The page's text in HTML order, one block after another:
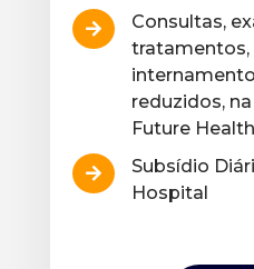

Consultas,
tratamentos,
reduzidos,
Future

Subsídio
Hospital